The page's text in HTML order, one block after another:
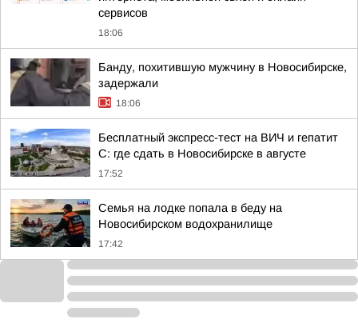
сервисов
18:06
Банду, похитившую мужчину в Новосибирске,
задержали
18:06
Бесплатный экспресс-тест на ВИЧ и гепатит
С: где сдать в Новосибирске в августе
17:52
Семья на лодке попала в беду на
Новосибирском водохранилище
17:42